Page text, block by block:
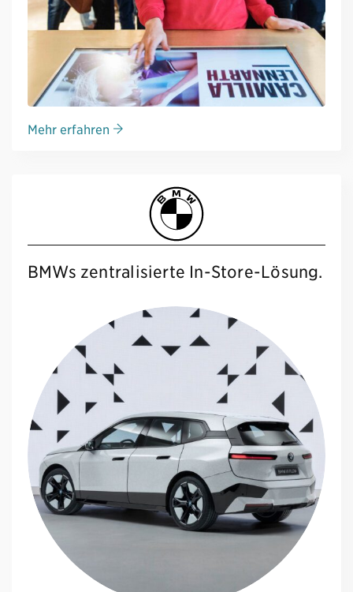
Mehr erfahren
BMWs zentralisierte In-Store-Lösung.